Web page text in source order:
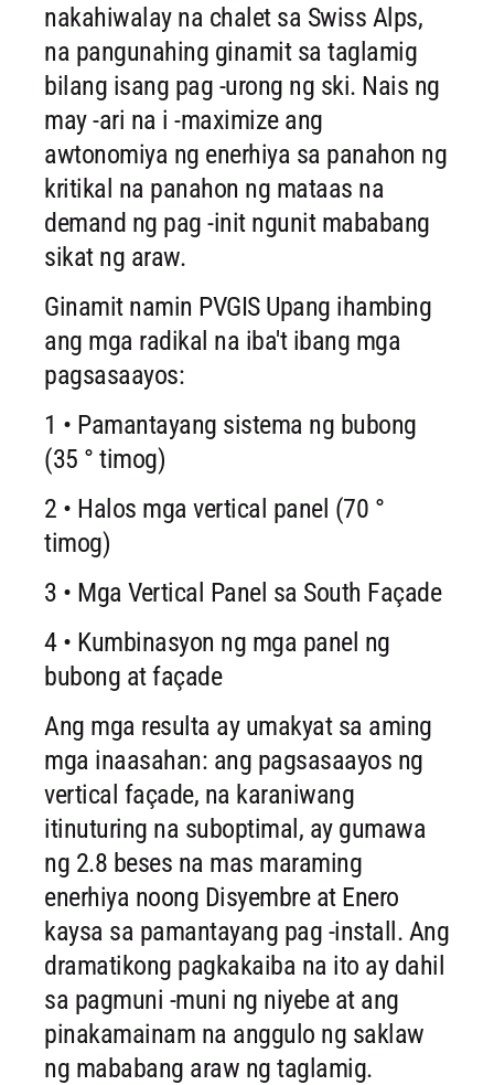
nakahiwalay na chalet sa Swiss Alps,
na pangunahing ginamit sa taglamig
bilang isang pag -urong ng ski. Nais ng
may -ari na i -maximize ang
awtonomiya ng enerhiya sa panahon ng
kritikal na panahon ng mataas na
demand ng pag -init ngunit mababang
sikat ng araw.
Ginamit namin PVGIS Upang ihambing
ang mga radikal na iba't ibang mga
pagsasaayos:
1 • Pamantayang sistema ng bubong
(35 ° timog)
2 • Halos mga vertical panel (70 °
timog)
3 • Mga Vertical Panel sa South Façade
4 • Kumbinasyon ng mga panel ng
bubong at façade
Ang mga resulta ay umakyat sa aming
mga inaasahan: ang pagsasaayos ng
vertical façade, na karaniwang
itinuturing na suboptimal, ay gumawa
ng 2.8 beses na mas maraming
enerhiya noong Disyembre at Enero
kaysa sa pamantayang pag -install. Ang
dramatikong pagkakaiba na ito ay dahil
sa pagmuni -muni ng niyebe at ang
pinakamainam na anggulo ng saklaw
ng mababang araw ng taglamig.